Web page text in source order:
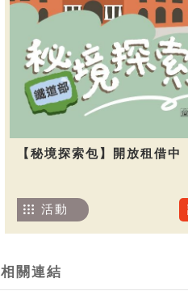
【秘境探索包】開放租借中
活動
相關連結